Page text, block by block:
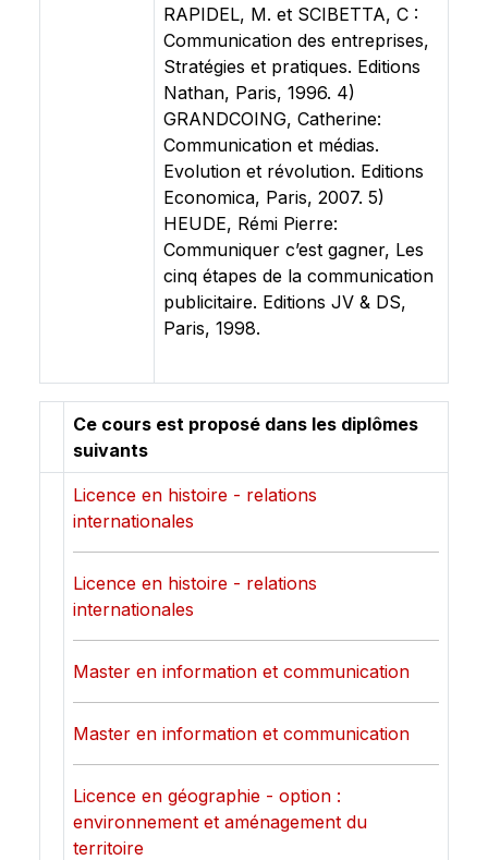
RAPIDEL, M. et SCIBETTA, C :
Communication des entreprises,
Stratégies et pratiques. Editions
Nathan, Paris, 1996. 4)
GRANDCOING, Catherine:
Communication et médias.
Evolution et révolution. Editions
Economica, Paris, 2007. 5)
HEUDE, Rémi Pierre:
Communiquer c’est gagner, Les
cinq étapes de la communication
publicitaire. Editions JV & DS,
Paris, 1998.
Ce cours est proposé dans les diplômes
suivants
Licence en histoire - relations
internationales
Licence en histoire - relations
internationales
Master en information et communication
Master en information et communication
Licence en géographie - option :
environnement et aménagement du
territoire